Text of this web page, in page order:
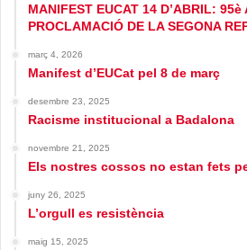
MANIFEST EUCAT 14 D’ABRIL: 95è
PROCLAMACIÓ DE LA SEGONA
març 4, 2026
Manifest d’EUCat pel 8 de març
desembre 23, 2025
Racisme institucional a Badalona
novembre 21, 2025
Els nostres cossos no estan fets
juny 26, 2025
L’orgull es resistència
maig 15, 2025